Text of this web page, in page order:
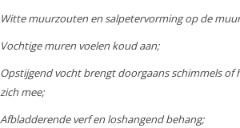
Witte muurzouten en salpetervorming op de
Vochtige muren voelen koud aan;
Opstijgend vocht brengt doorgaans schimmels of
zich mee;
Afbladderende verf en loshangend behang;